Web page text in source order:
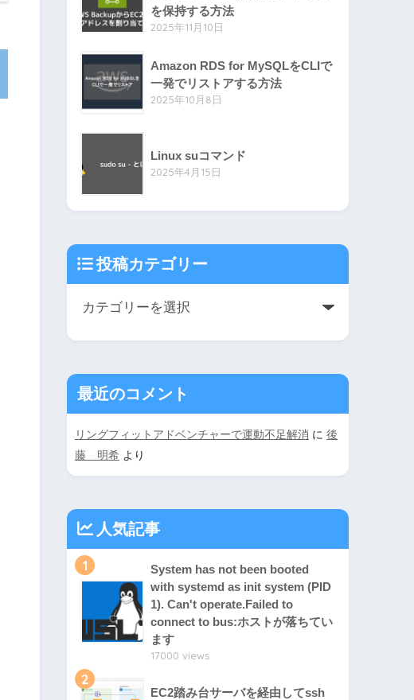
を保持する方法
2025年11月10日
Amazon RDS for MySQLをCLIで
一発でリストアする方法
2025年10月8日
Linux suコマンド
2025年4月15日
投稿カテゴリー
最近のコメント
リングフィットアドベンチャーで運動不足解消 に 後
藤 明希 より
人気記事
1
System has not been booted
with systemd as init system (PID
1). Can't operate.Failed to
connect to bus:ホストが落ちてい
ます
17000 views
2
EC2踏み台サーバを経由してssh